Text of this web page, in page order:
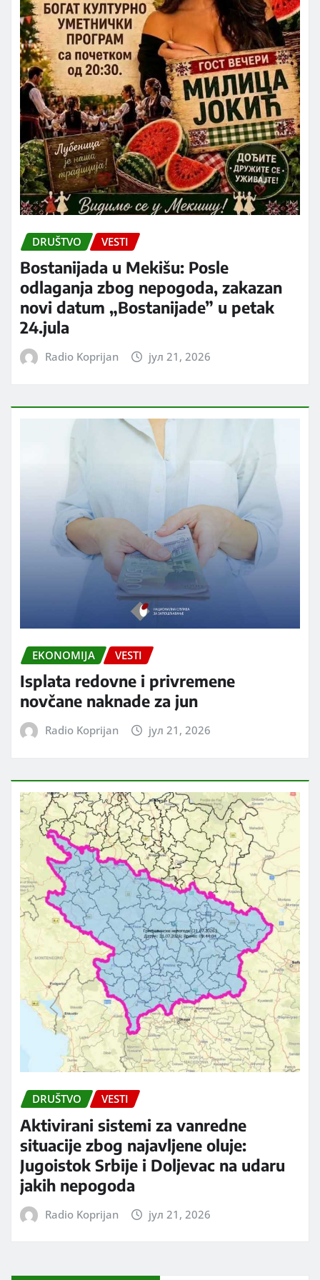
DRUŠTVO VESTI
Bostanijada u Mekišu: Posle
odlaganja zbog nepogoda, zakazan
novi datum „Bostanijade” u petak
24.jula
Radio Koprijan јул 21, 2026
EKONOMIJA VESTI
Isplata redovne i privremene
novčane naknade za jun
Radio Koprijan јул 21, 2026
DRUŠTVO VESTI
Aktivirani sistemi za vanredne
situacije zbog najavljene oluje:
Jugoistok Srbije i Doljevac na udaru
jakih nepogoda
Radio Koprijan јул 21, 2026